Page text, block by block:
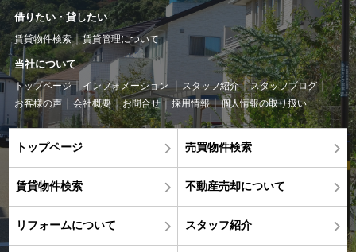
借りたい・貸したい
賃貸物件検索 賃貸管理について
当社について
トップページ インフォメーション スタッフ紹介
スタッフブログ
お客様の声
会社概要 お問合せ 採用情報 個人情報の取り扱い
トップページ 売買物件検索
賃貸物件検索 不動産売却について
リフォームについて スタッフ紹介